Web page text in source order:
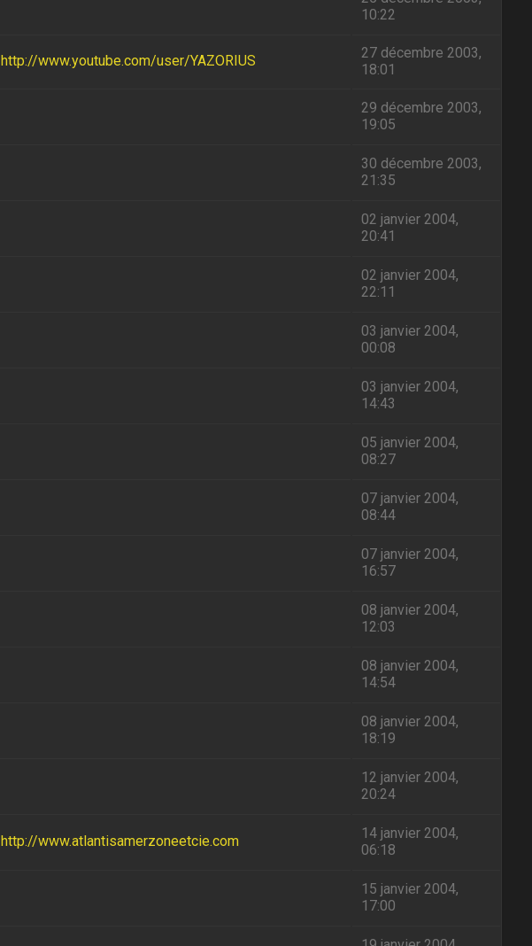
10:22
http://www.youtube.com/user/YAZORIUS
27 décembre 2003,
18:01
29 décembre 2003,
19:05
30 décembre 2003,
21:35
02 janvier 2004,
20:41
02 janvier 2004,
22:11
03 janvier 2004,
00:08
03 janvier 2004,
14:43
05 janvier 2004,
08:27
07 janvier 2004,
08:44
07 janvier 2004,
16:57
08 janvier 2004,
12:03
08 janvier 2004,
14:54
08 janvier 2004,
18:19
12 janvier 2004,
20:24
http://www.atlantisamerzoneetcie.com
14 janvier 2004,
06:18
15 janvier 2004,
17:00